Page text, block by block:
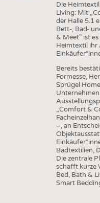
Die
Living: Mit
der Halle 5.1
Bett-, Bad-
& Meet" ist
Heimtextil ihr
Bereits
Formesse,
Sprügel
„Comfort &
–, an
Badtextilien,
Die zentrale
schafft kurze
Bed, Bath &
Smart